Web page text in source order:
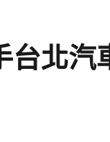
台北汽